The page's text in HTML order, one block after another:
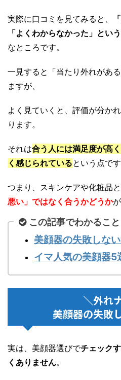
実際に口コミを見てみると、
「よくわからなかった」とい
なところです。
一見すると「当たり外れがあ
ますが、
よく見ていくと、評価が分か
ります。
それは合う人には満足度が高
く感じられているという点です
つまり、スキンケアや化粧品と
悪い」ではなく合うかどうか
この記事でわかること
美顔器の失敗しな
イマ人気の美顔器5
＼外れ
美顔器の失敗
実は、美顔器選びでチェック
くありません。